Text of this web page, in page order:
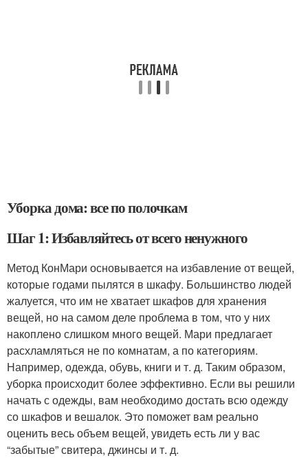
Уборка дома: все по полочкам
Шаг 1: Избавляйтесь от всего ненужного
Метод КонМари основывается на избавление от вещей,
которые годами пылятся в шкафу. Большинство людей
жалуется, что им не хватает шкафов для хранения
вещей, но на самом деле проблема в том, что у них
накоплено слишком много вещей. Мари предлагает
расхламляться не по комнатам, а по категориям.
Например, одежда, обувь, книги и т. д. Таким образом,
уборка происходит более эффективно. Если вы решили
начать с одежды, вам необходимо достать всю одежду
со шкафов и вешалок. Это поможет вам реально
оценить весь объем вещей, увидеть есть ли у вас
“забытые” свитера, джинсы и т. д.